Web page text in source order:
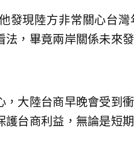
發現陸方非常關心台
法，畢竟兩岸關係未來
，大陸台商早晚會受到
護台商利益，無論是短